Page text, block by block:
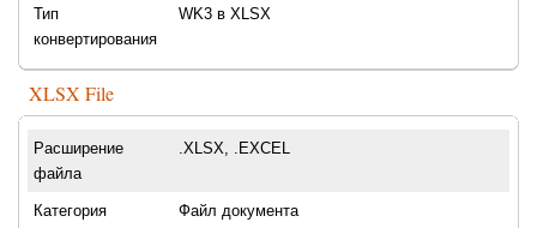
Тип
конвертирования
WK3 в XLSX
XLSX File
Расширение
файла
.XLSX, .EXCEL
Категория Файл документа